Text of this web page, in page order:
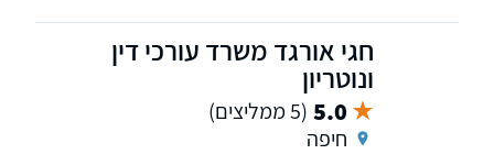
חגי אורגד משרד עורכי דין
ונוטריון
5.0 (5 ממליצים)
חיפה